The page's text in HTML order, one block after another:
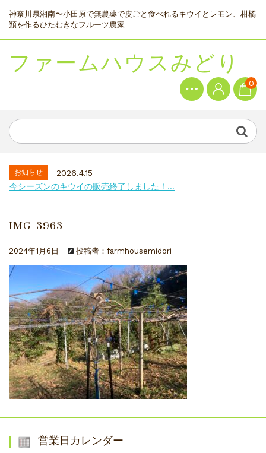
神奈川県湘南〜小田原で無農薬で皮ごと食べれるキウイとレモン、柑橘
類を作るひたむきなフルーツ農家
ファームハウスみどり 0
お知らせ
2026.4.15
今シーズンのキウイの販売終了しました！...
IMG_3963
2024年1月6日 投稿者：farmhousemidori
営業日カレンダー